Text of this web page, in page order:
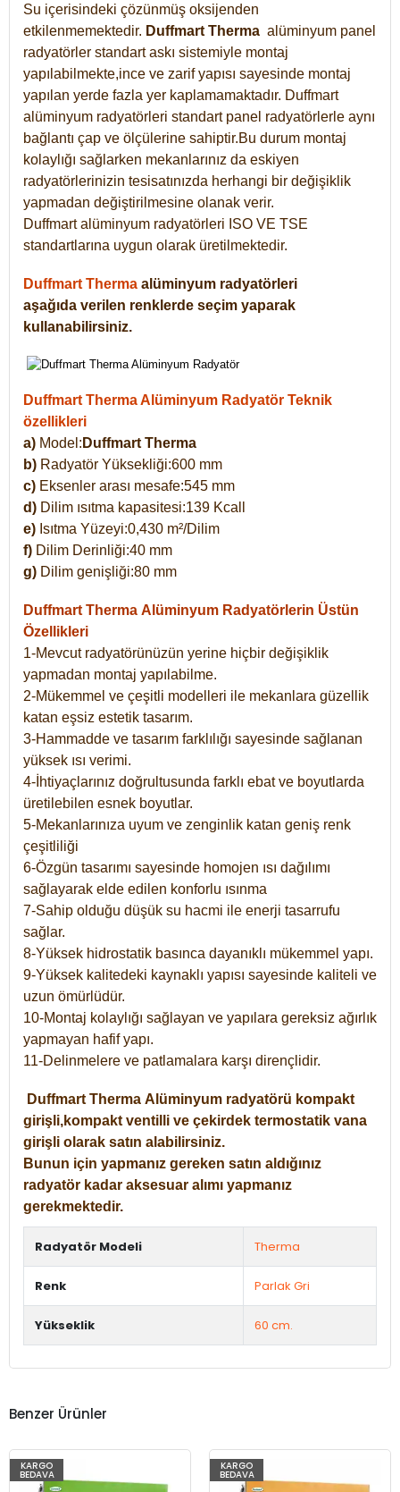
Su içerisindeki çözünmüş oksijenden
etkilenmemektedir. Duffmart Therma alüminyum panel
radyatörler standart askı sistemiyle montaj
yapılabilmekte,ince ve zarif yapısı sayesinde montaj
yapılan yerde fazla yer kaplamamaktadır. Duffmart
alüminyum radyatörleri standart panel radyatörlerle aynı
bağlantı çap ve ölçülerine sahiptir.Bu durum montaj
kolaylığı sağlarken mekanlarınız da eskiyen
radyatörlerinizin tesisatınızda herhangi bir değişiklik
yapmadan değiştirilmesine olanak verir.
Duffmart alüminyum radyatörleri ISO VE TSE
standartlarına uygun olarak üretilmektedir.
Duffmart Therma alüminyum radyatörleri
aşağıda verilen renklerde seçim yaparak
kullanabilirsiniz.
Duffmart Therma Alüminyum Radyatör Teknik
özellikleri
a) Model: Duffmart Therma
b) Radyatör Yüksekliği:600 mm
c) Eksenler arası mesafe:545 mm
d) Dilim ısıtma kapasitesi:139 Kcall
e) Isıtma Yüzeyi:0,430 m²/Dilim
f) Dilim Derinliği:40 mm
g) Dilim genişliği:80 mm
Duffmart Therma Alüminyum Radyatörlerin Üstün
Özellikleri
1-Mevcut radyatörünüzün yerine hiçbir değişiklik
yapmadan montaj yapılabilme.
2-Mükemmel ve çeşitli modelleri ile mekanlara güzellik
katan eşsiz estetik tasarım.
3-Hammadde ve tasarım farklılığı sayesinde sağlanan
yüksek ısı verimi.
4-İhtiyaçlarınız doğrultusunda farklı ebat ve boyutlarda
üretilebilen esnek boyutlar.
5-Mekanlarınıza uyum ve zenginlik katan geniş renk
çeşitliliği
6-Özgün tasarımı sayesinde homojen ısı dağılımı
sağlayarak elde edilen konforlu ısınma
7-Sahip olduğu düşük su hacmi ile enerji tasarrufu
sağlar.
8-Yüksek hidrostatik basınca dayanıklı mükemmel yapı.
9-Yüksek kalitedeki kaynaklı yapısı sayesinde kaliteli ve
uzun ömürlüdür.
10-Montaj kolaylığı sağlayan ve yapılara gereksiz ağırlık
yapmayan hafif yapı.
11-Delinmelere ve patlamalara karşı dirençlidir.
Duffmart Therma Alüminyum radyatörü kompakt
girişli,kompakt ventilli ve çekirdek termostatik vana
girişli olarak satın alabilirsiniz.
Bunun için yapmanız gereken satın aldığınız
radyatör kadar aksesuar alımı yapmanız
gerekmektedir.
Radyatör Modeli Therma
Renk Parlak Gri
Yükseklik 60 cm.
Benzer Ürünler
KARGO
BEDAVA
KARGO
BEDAVA